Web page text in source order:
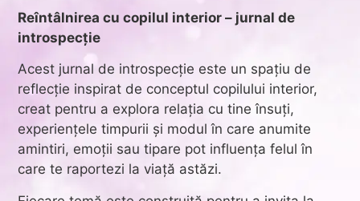
Reîntâlnirea cu copilul interior – jurnal de
introspecție
Acest jurnal de introspecție este un spațiu de
reflecție inspirat de conceptul copilului interior,
creat pentru a explora relația cu tine însuți,
experiențele timpurii și modul în care anumite
amintiri, emoții sau tipare pot influența felul în
care te raportezi la viață astăzi.